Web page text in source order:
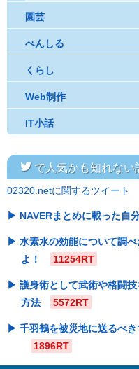
園芸
ぺんしる
くらし
Web制作
IT小話
twitterで人気かも知れない
02320.netに関するツイート
NAVERまとめに載った自
水素水の効能について調
よ！
11254RT
護身術として武術や格闘
方法
5572RT
千羽鶴を被災地に送るべ
1896RT